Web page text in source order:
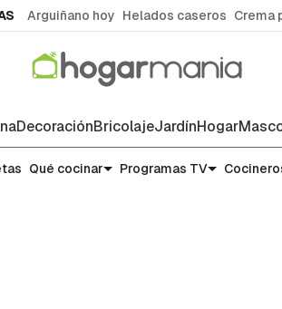
Arguiñano hoy Helados caseros Crema
DecoraciónBricolajeJardínHogar
y tendencias
Qué cocinar Programas TV